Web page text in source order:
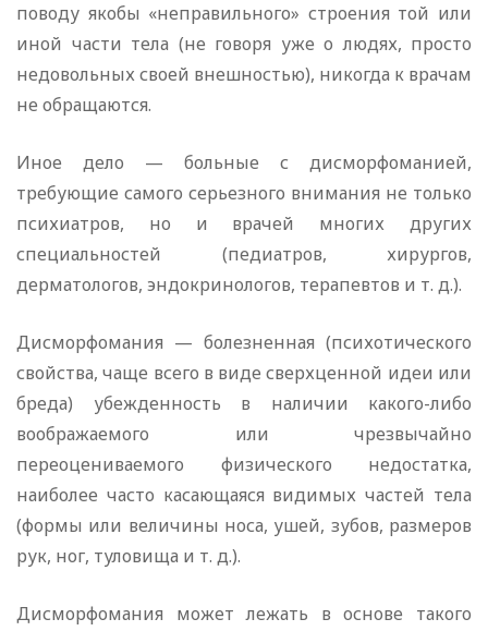
поводу якобы «неправильного» строения той или
иной части тела (не говоря уже о людях, просто
недовольных своей внешностью), никогда к врачам
не обращаются.
Иное дело — больные с дисморфоманией,
требующие самого серьезного внимания не только
психиатров, но и врачей многих других
специальностей (педиатров, хирургов,
дерматологов, эндокринологов, терапевтов и т. д.).
Дисморфомания — болезненная (психотического
свойства, чаще всего в виде сверхценной идеи или
бреда) убежденность в наличии какого-либо
воображаемого или чрезвычайно
переоцениваемого физического недостатка,
наиболее часто касающаяся видимых частей тела
(формы или величины носа, ушей, зубов, размеров
рук, ног, туловища и т. д.).
Дисморфомания может лежать в основе такого